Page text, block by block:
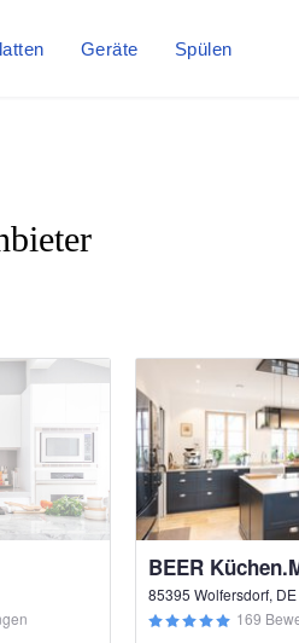
Geräte Spülen
BEER
85395 Wolfersdorf, DE
169